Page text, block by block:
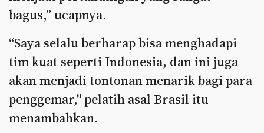
bagus,” ucapnya.
“Saya selalu berharap bisa menghadapi
tim kuat seperti Indonesia, dan ini juga
akan menjadi tontonan menarik bagi para
penggemar," pelatih asal Brasil itu
menambahkan.